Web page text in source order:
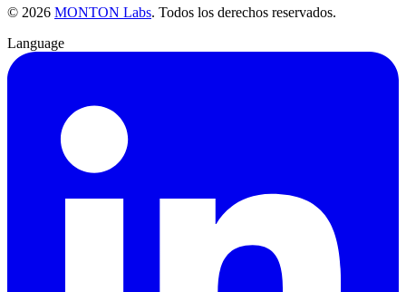
© 2026 MONTON Labs. Todos los derechos reservados.
Language